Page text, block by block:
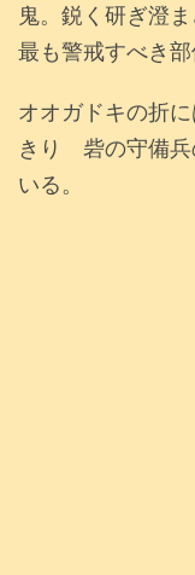
鬼。鋭く研ぎ澄
最も警戒すべき部
オオガドキの折
きり 砦の守備兵
いる。